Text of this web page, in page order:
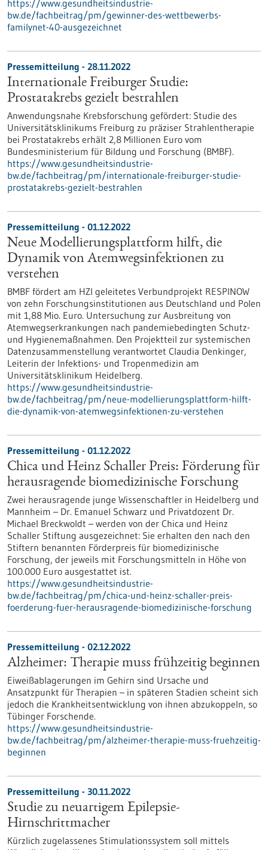
https://www.gesundheitsindustrie-
bw.de/fachbeitrag/pm/gewinner-des-wettbewerbs-
familynet-40-ausgezeichnet
Pressemitteilung - 28.11.2022
Internationale Freiburger Studie:
Prostatakrebs gezielt bestrahlen
Anwendungsnahe Krebsforschung gefördert: Studie des
Universitätsklinikums Freiburg zu präziser Strahlentherapie
bei Prostatakrebs erhält 2,8 Millionen Euro vom
Bundesministerium für Bildung und Forschung (BMBF).
https://www.gesundheitsindustrie-
bw.de/fachbeitrag/pm/internationale-freiburger-studie-
prostatakrebs-gezielt-bestrahlen
Pressemitteilung - 01.12.2022
Neue Modellierungsplattform hilft, die
Dynamik von Atemwegsinfektionen zu
verstehen
BMBF fördert am HZI geleitetes Verbundprojekt RESPINOW
von zehn Forschungsinstitutionen aus Deutschland und Polen
mit 1,88 Mio. Euro. Untersuchung zur Ausbreitung von
Atemwegserkrankungen nach pandemiebedingten Schutz-
und Hygienemaßnahmen. Den Projektteil zur systemischen
Datenzusammenstellung verantwortet Claudia Denkinger,
Leiterin der Infektions- und Tropenmedizin am
Universitätsklinikum Heidelberg.
https://www.gesundheitsindustrie-
bw.de/fachbeitrag/pm/neue-modellierungsplattform-hilft-
die-dynamik-von-atemwegsinfektionen-zu-verstehen
Pressemitteilung - 01.12.2022
Chica und Heinz Schaller Preis: Förderung für
herausragende biomedizinische Forschung
Zwei herausragende junge Wissenschaftler in Heidelberg und
Mannheim – Dr. Emanuel Schwarz und Privatdozent Dr.
Michael Breckwoldt – werden von der Chica und Heinz
Schaller Stiftung ausgezeichnet: Sie erhalten den nach den
Stiftern benannten Förderpreis für biomedizinische
Forschung, der jeweils mit Forschungsmitteln in Höhe von
100.000 Euro ausgestattet ist.
https://www.gesundheitsindustrie-
bw.de/fachbeitrag/pm/chica-und-heinz-schaller-preis-
foerderung-fuer-herausragende-biomedizinische-forschung
Pressemitteilung - 02.12.2022
Alzheimer: Therapie muss frühzeitig beginnen
Eiweißablagerungen im Gehirn sind Ursache und
Ansatzpunkt für Therapien – in späteren Stadien scheint sich
jedoch die Krankheitsentwicklung von ihnen abzukoppeln, so
Tübinger Forschende.
https://www.gesundheitsindustrie-
bw.de/fachbeitrag/pm/alzheimer-therapie-muss-fruehzeitig-
beginnen
Pressemitteilung - 30.11.2022
Studie zu neuartigem Epilepsie-
Hirnschrittmacher
Kürzlich zugelassenes Stimulationssystem soll mittels